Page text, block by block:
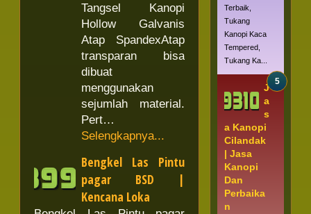
Tangsel Kanopi
Hollow Galvanis
Atap SpandexAtap
transparan bisa
dibuat
menggunakan
sejumlah material.
Pert…
Selengkapnya...
Bengkel Las Pintu
pagar BSD |
Kencana Loka
Terbaik,
Tukang
Kanopi Kaca
Tempered,
Tukang Ka...
J
a
s
a Kanopi
Cilandak
| Jasa
Kanopi
Dan
Perbaika
n